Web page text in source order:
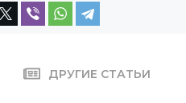
ДРУГИЕ СТАТЬИ